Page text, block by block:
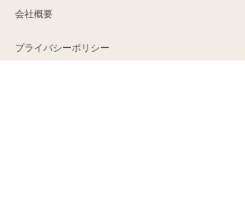
会社概要
プライバシーポリシー